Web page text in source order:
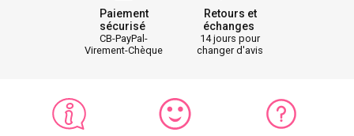
Paiement
sécurisé
CB-PayPal-
Virement-Chèque
Retours et
échanges
14 jours pour
changer d'avis